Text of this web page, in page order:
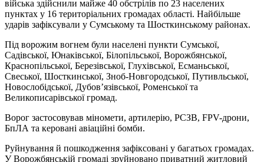
війська здійснили майже 40 обстрілів по 23 населених
пунктах у 16 територіальних громадах області. Найбільше
ударів зафіксували у Сумському та Шосткинському районах.
Під ворожим вогнем були населені пункти Сумської,
Садівської, Юнаківської, Білопільської, Ворожбянської,
Краснопільської, Березівської, Глухівської, Есманьської,
Свеської, Шосткинської, Зноб-Новгородської, Путивльської,
Новослобідської, Дубов’язівської, Роменської та
Великописарівської громад.
Ворог застосовував міномети, артилерію, РСЗВ, FPV-дрони,
БпЛА та керовані авіаційні бомби.
Руйнування й пошкодження зафіксовані у багатьох громадах.
У Ворожбянській громаді зруйновано приватний житловий